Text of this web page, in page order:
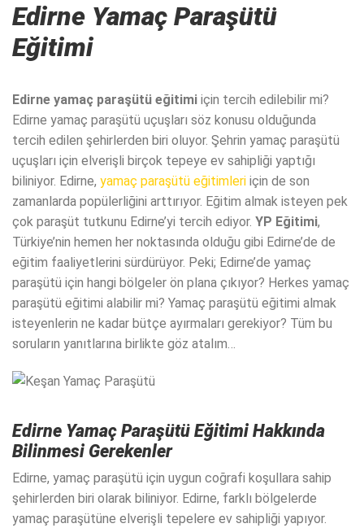
Edirne Yamaç Paraşütü
Eğitimi
Edirne yamaç paraşütü eğitimi için tercih edilebilir mi?
Edirne yamaç paraşütü uçuşları söz konusu olduğunda
tercih edilen şehirlerden biri oluyor. Şehrin yamaç paraşütü
uçuşları için elverişli birçok tepeye ev sahipliği yaptığı
biliniyor. Edirne, yamaç paraşütü eğitimleri için de son
zamanlarda popülerliğini arttırıyor. Eğitim almak isteyen pek
çok paraşüt tutkunu Edirne’yi tercih ediyor. YP Eğitimi,
Türkiye’nin hemen her noktasında olduğu gibi Edirne’de de
eğitim faaliyetlerini sürdürüyor. Peki; Edirne’de yamaç
paraşütü için hangi bölgeler ön plana çıkıyor? Herkes yamaç
paraşütü eğitimi alabilir mi? Yamaç paraşütü eğitimi almak
isteyenlerin ne kadar bütçe ayırmaları gerekiyor? Tüm bu
soruların yanıtlarına birlikte göz atalım…
Edirne Yamaç Paraşütü Eğitimi Hakkında
Bilinmesi Gerekenler
Edirne, yamaç paraşütü için uygun coğrafi koşullara sahip
şehirlerden biri olarak biliniyor. Edirne, farklı bölgelerde
yamaç paraşütüne elverişli tepelere ev sahipliği yapıyor.